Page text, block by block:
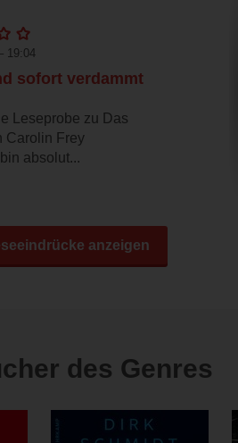
19:04
sofort verdammt
Leseprobe zu Das
Carolin Frey
absolut...
anzeigen
des Genres